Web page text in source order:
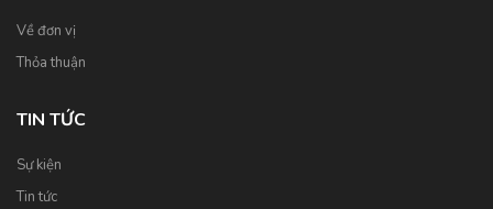
Về đơn vị
Thỏa thuận
TIN TỨC
Sự kiện
Tin tức